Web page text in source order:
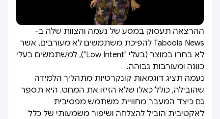
ההרצאה תעסוק במסע של נעמה והצוות שלה ב-
Taboola News להפיכת משתמשים לא מעורבים, אשר
לא בחרו במוצר (בעלי "Low Intent"), למשתמשים בעלי
כוונה ומעורבות גבוהה.
נעמה תציג דוגמאות קונקרטיות מתהליך הלמידה
שהובילה, כולל כאלו שלא הזיזו את המחט. היא תספר
גם כיצד המעבר מחוויית משתמש מפסיבית
לאקטיבית הוביל להצלחה ושיפור משמעותי של כלל